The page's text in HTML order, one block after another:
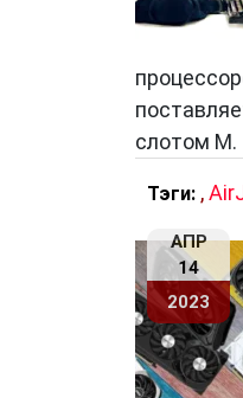
слотом M.
Тэги: ,
АПР
14
2023